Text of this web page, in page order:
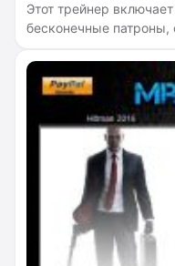
Этот трейнер
бесконечные патроны,
скрытности, убийство
стрельбы в вас у